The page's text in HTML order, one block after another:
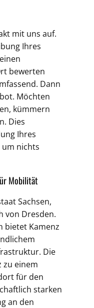
mit uns auf.
Ihres
bewerten
Dann
Möchten
kümmern
Dies
Ihres
um nichts
Mobilität
Sachsen,
von Dresden.
bietet Kamenz
Die
zu einem
für den
starken
an den